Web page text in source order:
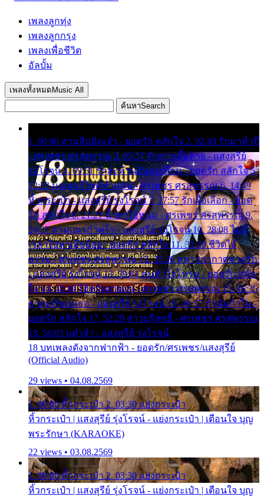
เพลงลูกทุ่ง
เพลงลูกกรุง
เพลงเพื่อชีวิต
อัลบั้ม
เพลงทั้งหมด Music All
ค้นหาSearch
1. 00:00 สามสิบยังแจ๋ว - ยอดรัก สลักใจ 2. 02:49 รักมาห้าปี
- ศรเพชร ศรสุพรรณ 3. 05:57 รักสาวเสื้อลาย - แสงสุรีย์
รุ่งโรจน์ 4. 09:51 รักสะท้านดินสะเทือน - ยอดรัก สลักใจ 5.
12:23 มอเตอร์ไซค์ทำหล่น - ศรเพชร ศรสุพรรณ 6. 14:49
หิ้วกระเป๋า - แสงสุรีย์ รุ่งโรจน์ 7. 17:57 รักเผื่อเลือก - ยอด
รัก สลักใจ 8. 21:21 น้ำตาไอ้หนุ่ม - ศรเพชร ศรสุพรรณ 9.
24:27 สามเณรกำพร้า - แสงสุรีย์ รุ่งโรจน์ 10. 28:08 ไม่มี
เวลาไปหาเมียน้อย - ยอดรัก สลักใจ 11. 31:29 ชีวิตไอ้
ธรรม - ศรเพชร ศรสุพรรณ 12. 35:26 ทหารอากาศขาดรัก
- แสงสุรีย์ รุ่งโรจน์ 13. 39:01 คนหัวใจโทรม - ยอดรัก สลัก
ใจ 14. 42:49 ไอ้หวังตายแน่ - ศรเพชร ศรสุพรรณ 15. 46:35
ธาตุแท้ของเธอ - แสงสุรีย์ รุ่งโรจน์ 16. 49:57 กำนันกำใน -
ยอดรัก สลักใจ 17. 52:29 สาวบริสุทธิ์ - ศรเพชร ศรสุพรรณ
18. 56:05 แต๋วจ๋า - แสงสุรีย์ รุ่งโรจน์
18 บทเพลงดังจากฟากฟ้า - ยอดรัก/ศรเพชร/แสงสุรีย์
(Official Audio)
29 views • 04.08.2569
1. 00:00 หิ้วกระเป๋า 2. 03:30 แย่งกระเป๋า
หิ้วกระเป๋า | แสงสุรีย์ รุ่งโรจน์ - แย่งกระเป๋า | เตือนใจ บุญ
พระรักษา (KARAOKE)
22 views • 03.08.2569
1. 00:00 หิ้วกระเป๋า 2. 03:30 แย่งกระเป๋า
หิ้วกระเป๋า | แสงสุรีย์ รุ่งโรจน์ - แย่งกระเป๋า | เตือนใจ บุญ